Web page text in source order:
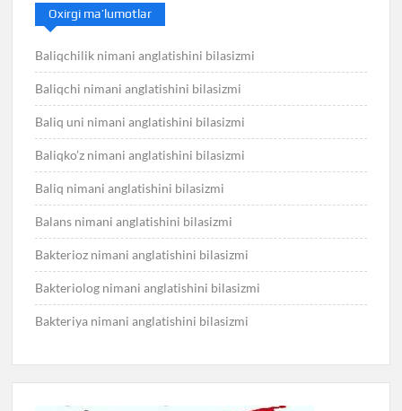
Oxirgi ma’lumotlar
Baliqchilik nimani anglatishini bilasizmi
Baliqchi nimani anglatishini bilasizmi
Baliq uni nimani anglatishini bilasizmi
Baliqko’z nimani anglatishini bilasizmi
Baliq nimani anglatishini bilasizmi
Balans nimani anglatishini bilasizmi
Bakterioz nimani anglatishini bilasizmi
Bakteriolog nimani anglatishini bilasizmi
Bakteriya nimani anglatishini bilasizmi